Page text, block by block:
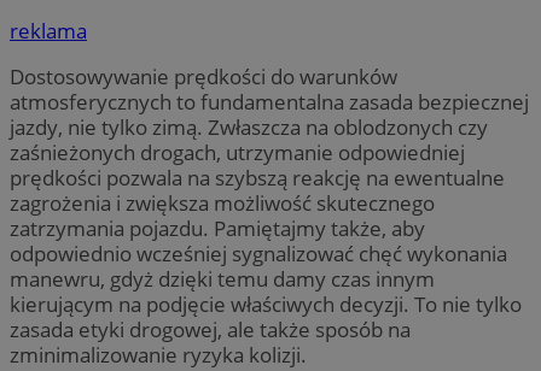
reklama
Dostosowywanie prędkości do warunków
atmosferycznych to fundamentalna zasada bezpiecznej
jazdy, nie tylko zimą. Zwłaszcza na oblodzonych czy
zaśnieżonych drogach, utrzymanie odpowiedniej
prędkości pozwala na szybszą reakcję na ewentualne
zagrożenia i zwiększa możliwość skutecznego
zatrzymania pojazdu. Pamiętajmy także, aby
odpowiednio wcześniej sygnalizować chęć wykonania
manewru, gdyż dzięki temu damy czas innym
kierującym na podjęcie właściwych decyzji. To nie tylko
zasada etyki drogowej, ale także sposób na
zminimalizowanie ryzyka kolizji.